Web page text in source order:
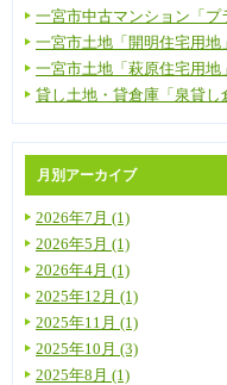
一宮市中古マンション「プ
一宮市土地「開明住宅用地
一宮市土地「萩原住宅用地
貸し土地・貸倉庫「泉貸し
月別アーカイブ
2026年7月 (1)
2026年5月 (1)
2026年4月 (1)
2025年12月 (1)
2025年11月 (1)
2025年10月 (3)
2025年8月 (1)